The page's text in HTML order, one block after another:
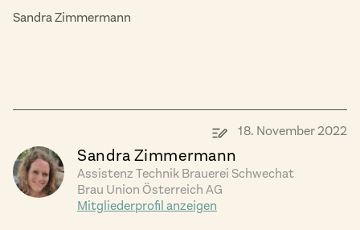
Sandra Zimmermann
18. November 2022
Sandra Zimmermann
Assistenz Technik Brauerei Schwechat
Brau Union Österreich AG
Mitgliederprofil anzeigen